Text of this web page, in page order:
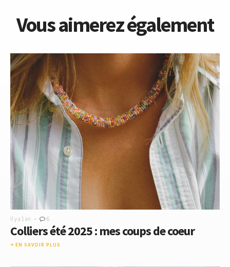
Vous aimerez également
Il y a 1 an - 6
Colliers été 2025 : mes coups de coeur
EN SAVOIR PLUS